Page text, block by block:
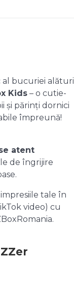
al bucuriei alături
Kids– o cutie-
și părinți dornici
împreună!
atent
de îngrijire
tale în
video) cu